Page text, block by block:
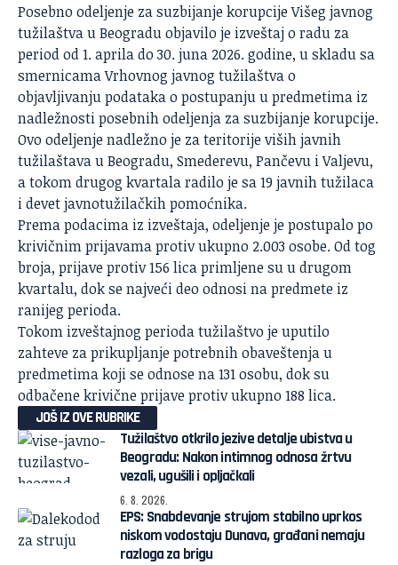
Posebno odeljenje za suzbijanje korupcije Višeg javnog
tužilaštva u Beogradu objavilo je izveštaj o radu za
period od 1. aprila do 30. juna 2026. godine, u skladu sa
smernicama Vrhovnog javnog tužilaštva o
objavljivanju podataka o postupanju u predmetima iz
nadležnosti posebnih odeljenja za suzbijanje korupcije.
Ovo odeljenje nadležno je za teritorije viših javnih
tužilaštava u Beogradu, Smederevu, Pančevu i Valjevu,
a tokom drugog kvartala radilo je sa 19 javnih tužilaca
i devet javnotužilačkih pomoćnika.
Prema podacima iz izveštaja, odeljenje je postupalo po
krivičnim prijavama protiv ukupno 2.003 osobe. Od tog
broja, prijave protiv 156 lica primljene su u drugom
kvartalu, dok se najveći deo odnosi na predmete iz
ranijeg perioda.
Tokom izveštajnog periodatužilaštvo je uputilo
zahteve za prikupljanje potrebnih obaveštenja u
predmetima koji se odnose na 131 osobu, dok su
odbačene krivične prijave protiv ukupno 188 lica.
JOŠ IZ OVE RUBRIKE
Tužilaštvo otkrilo jezive detalje ubistva u
Beogradu: Nakon intimnog odnosa žrtvu
vezali, ugušili i opljačkali
6. 8. 2026.
EPS: Snabdevanje strujom stabilno uprkos
niskom vodostaju Dunava, građani nemaju
razloga za brigu